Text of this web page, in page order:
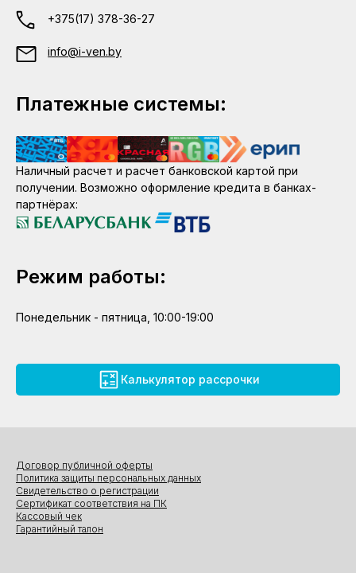
+375(17) 378-36-27
info@i-ven.by
Платежные системы:
Наличный расчет и расчет банковской картой при
получении. Возможно оформление кредита в банках-
партнёрах:
Режим работы:
Понедельник - пятница, 10:00-19:00
Калькулятор рассрочки
Договор публичной оферты
Политика защиты персональных данных
Свидетельство о регистрации
Сертификат соответствия на ПК
Кассовый чек
Гарантийный талон